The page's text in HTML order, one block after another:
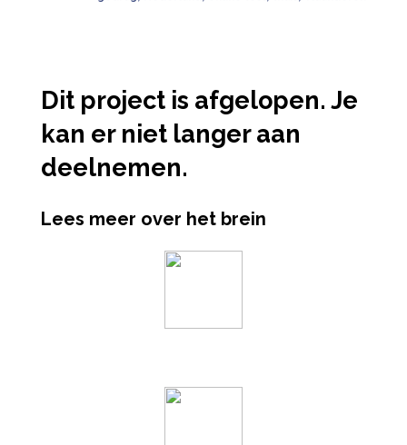
Dit project is afgelopen. Je
kan er niet langer aan
deelnemen.
Lees meer over het brein